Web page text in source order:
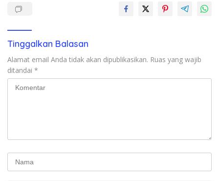
Tinggalkan Balasan
Alamat email Anda tidak akan dipublikasikan. Ruas yang wajib
ditandai *